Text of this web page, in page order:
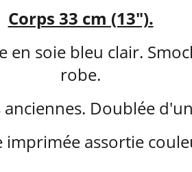
Corps 33 cm (13").
en soie bleu clair.
robe.
Doublée
imprimée assortie